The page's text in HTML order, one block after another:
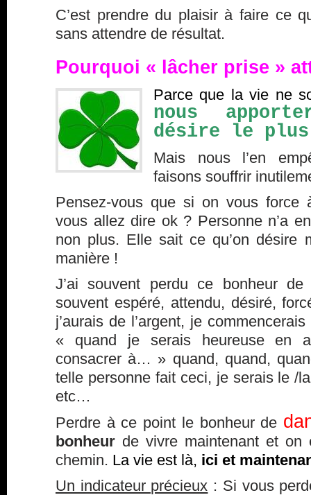
C’est prendre du plaisir à faire ce
sans attendre de résultat.
Pourquoi « lâcher prise »
Parce que la vie ne
nous
désire le
Mais nous l’en
faisons souffrir
Pensez-vous que si on vous force
vous allez dire ok ? Personne n’a
non plus. Elle sait ce qu’on désire
manière !
J’ai souvent perdu ce bonheur de
souvent espéré, attendu, désiré,
j’aurais de l’argent, je
« quand je serais heureuse en
consacrer à… » quand, quand,
telle personne fait ceci, je serais le /
etc…
Perdre à ce point le bonheur de
bonheur de vivre maintenant et on
chemin. La vie est là, ici et
Un indicateur précieux : Si vous